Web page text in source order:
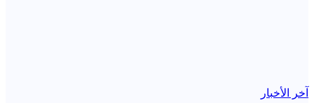
آخر الأخبار